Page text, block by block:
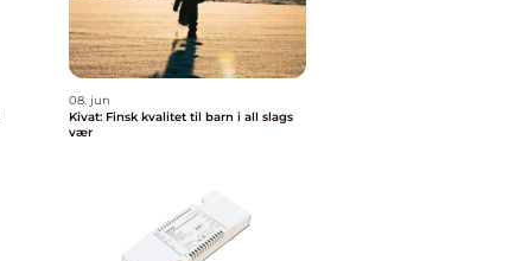
08. jun
Kivat: Finsk kvalitet til barn i all slags
vær